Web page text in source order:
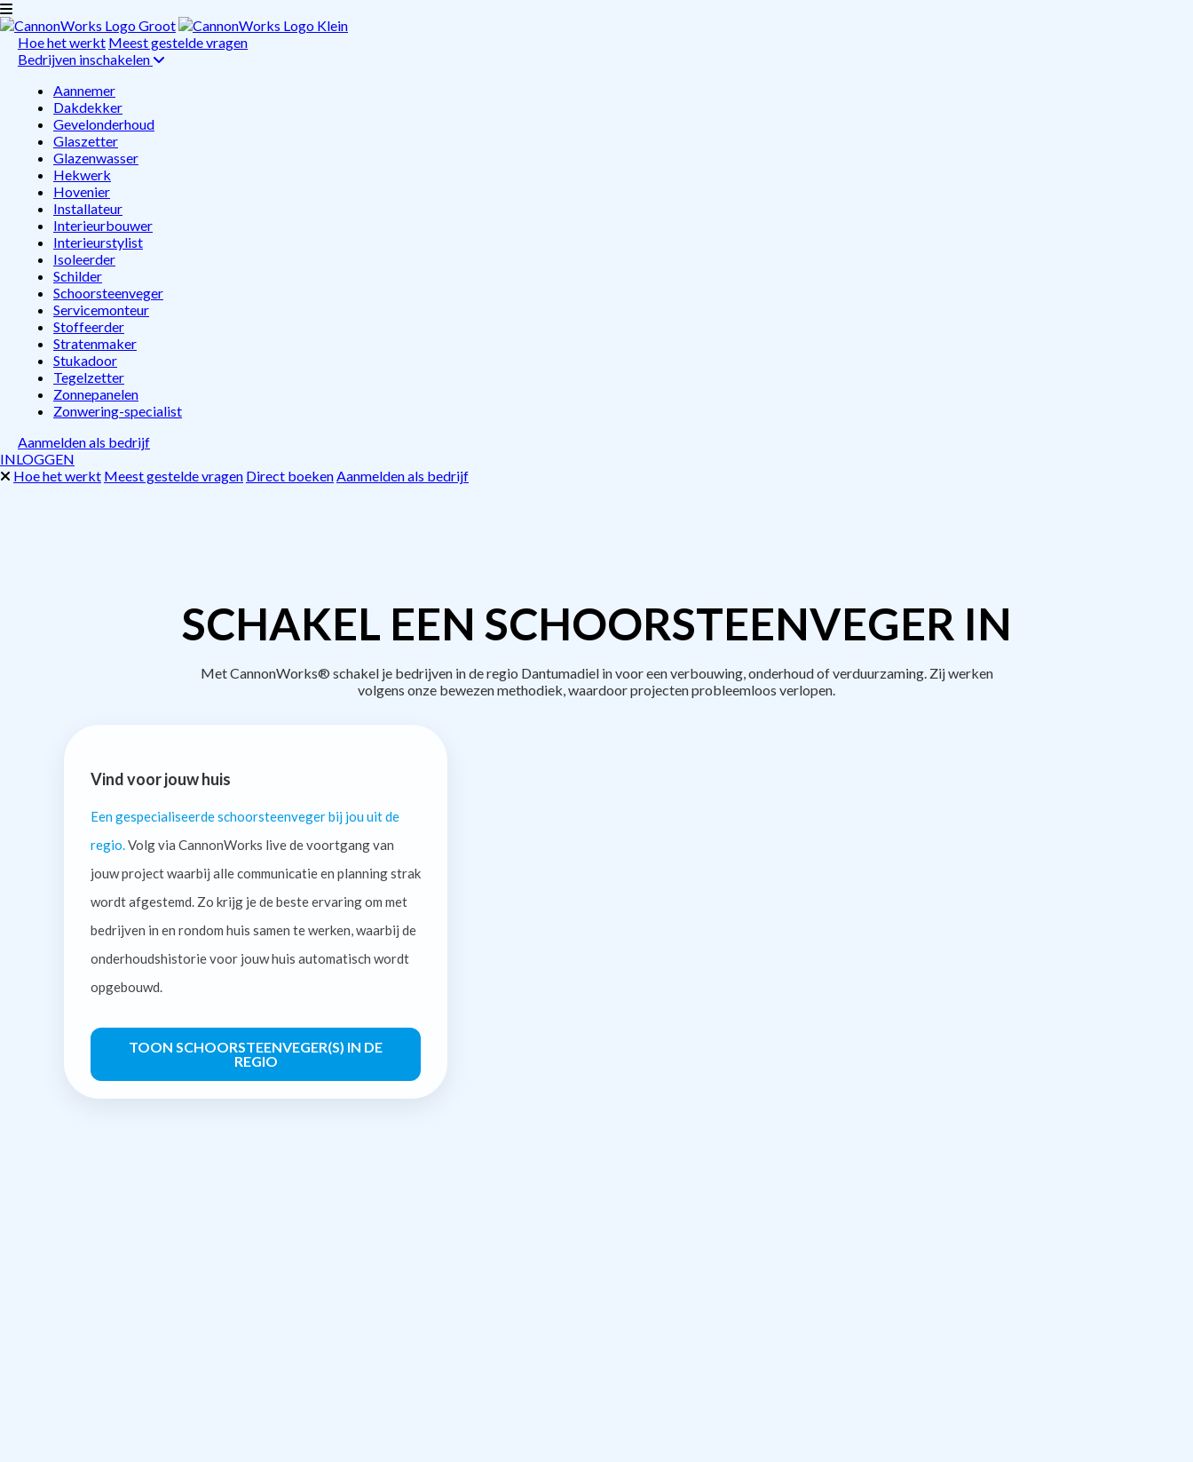
Hoe het werkt Meest gestelde vragen
Bedrijven inschakelen
Aannemer
Dakdekker
Gevelonderhoud
Glaszetter
Glazenwasser
Hekwerk
Hovenier
Installateur
Interieurbouwer
Interieurstylist
Isoleerder
Schilder
Schoorsteenveger
Servicemonteur
Stoffeerder
Stratenmaker
Stukadoor
Tegelzetter
Zonnepanelen
Zonwering-specialist
Aanmelden als bedrijf
INLOGGEN
Hoe het werkt Meest gestelde vragen Direct boekenAanmelden als bedrijf
SCHAKEL EEN SCHOORSTEENVEGER IN
Met CannonWorks® schakel je bedrijven in de regio Dantumadiel in voor een verbouwing, onderhoud of verduurzaming. Zij werken
volgens onze bewezen methodiek, waardoor projecten probleemloos verlopen.
Vind voor jouw huis
Een gespecialiseerde schoorsteenveger bij jou uit de
regio. Volg via CannonWorks live de voortgang van
jouw project waarbij alle communicatie en planning strak
wordt afgestemd. Zo krijg je de beste ervaring om met
bedrijven in en rondom huis samen te werken, waarbij de
onderhoudshistorie voor jouw huis automatisch wordt
opgebouwd.
TOON SCHOORSTEENVEGER(S) IN DE
REGIO